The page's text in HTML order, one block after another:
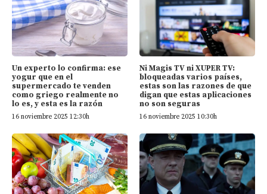
Un experto lo confirma: ese
yogur que en el
supermercado te venden
como griego realmente no
lo es, y esta es la razón
16 noviembre 2025 12:30h
Ni Magis TV ni XUPER TV:
bloqueadas varios países,
estas son las razones de que
digan que estas aplicaciones
no son seguras
16 noviembre 2025 10:30h